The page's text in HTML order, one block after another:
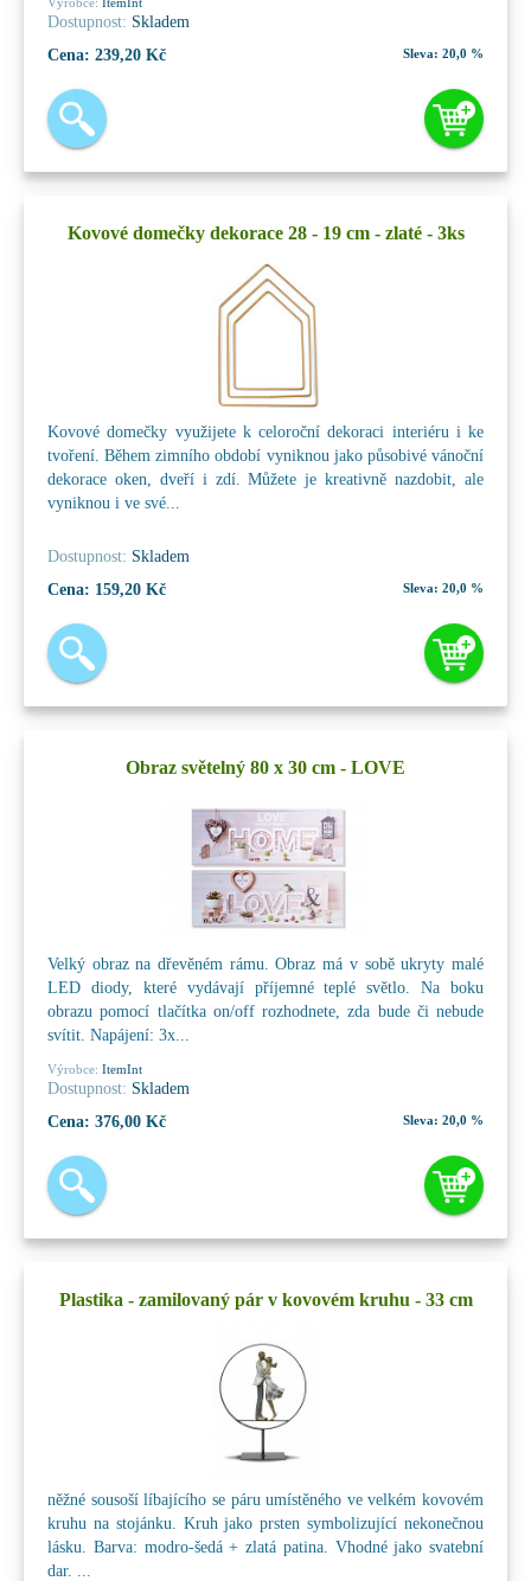
Dostupnost: Skladem
Cena: 239,20 Kč Sleva: 20,0 %
Kovové domečky dekorace 28 - 19 cm - zlaté - 3ks
Kovové domečky využijete k celoroční dekoraci interiéru i ke
tvoření. Během zimního období vyniknou jako působivé vánoční
dekorace oken, dveří i zdí. Můžete je kreativně nazdobit, ale
vyniknou i ve své...
Dostupnost: Skladem
Cena: 159,20 Kč Sleva: 20,0 %
Obraz světelný 80 x 30 cm - LOVE
Velký obraz na dřevěném rámu. Obraz má v sobě ukryty malé
LED diody, které vydávají příjemné teplé světlo. Na boku
obrazu pomocí tlačítka on/off rozhodnete, zda bude či nebude
svítit. Napájení: 3x...
Výrobce: ItemInt
Dostupnost: Skladem
Cena: 376,00 Kč Sleva: 20,0 %
Plastika - zamilovaný pár v kovovém kruhu - 33 cm
něžné sousoší líbajícího se páru umístěného ve velkém kovovém
kruhu na stojánku. Kruh jako prsten symbolizující nekonečnou
lásku. Barva: modro-šedá + zlatá patina. Vhodné jako svatební
dar. ...